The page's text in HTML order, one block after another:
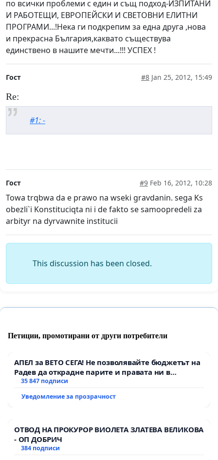
по всички проблеми с един и същ подход-ИЗПИТАНИ
И РАБОТЕЩИ, ЕВРОПЕЙСКИ И СВЕТОВНИ ЕЛИТНИ
ПРОГРАМИ...!Нека ги подкрепим за една друга ,нова
и прекрасна България,каквато съществува
единствено в нашите мечти...!!! УСПЕХ !
Гост #8 Jan 25, 2012, 15:49
Re:
#1: -
Гост #9 Feb 16, 2012, 10:28
Towa trqbwa da e prawo na wseki gravdanin. sega Ks
obezli`i Konstituciqta ni i de fakto se samoopredeli za
arbityr na dyrvawnite institucii
This discussion has been closed.
Петиции, промотирани от други потребители
АПЕЛ за ВЕТО СЕГА! Не позволявайте бюджетът на
Радев да открадне парите и правата ни в
тъмното
35 847 подписи
Уведомление за прозрачност
ОТВОД НА ПРОКУРОР ВИОЛЕТА ЗЛАТЕВА ВЕЛИКОВА
- ОП ДОБРИЧ
384 подписи